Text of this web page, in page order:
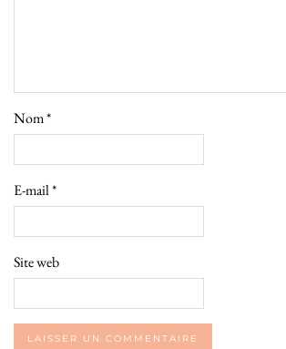
Nom*
E-mail*
Site web